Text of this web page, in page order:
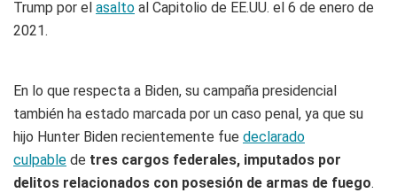
Trump por el asalto al Capitolio de EE.UU. el 6 de enero de
2021.
En lo que respecta a Biden, su campaña presidencial
también ha estado marcada por un caso penal, ya que su
hijo Hunter Biden recientemente fue declarado
culpable de tres cargos federales, imputados por
delitos relacionados con posesión de armas de fuego.